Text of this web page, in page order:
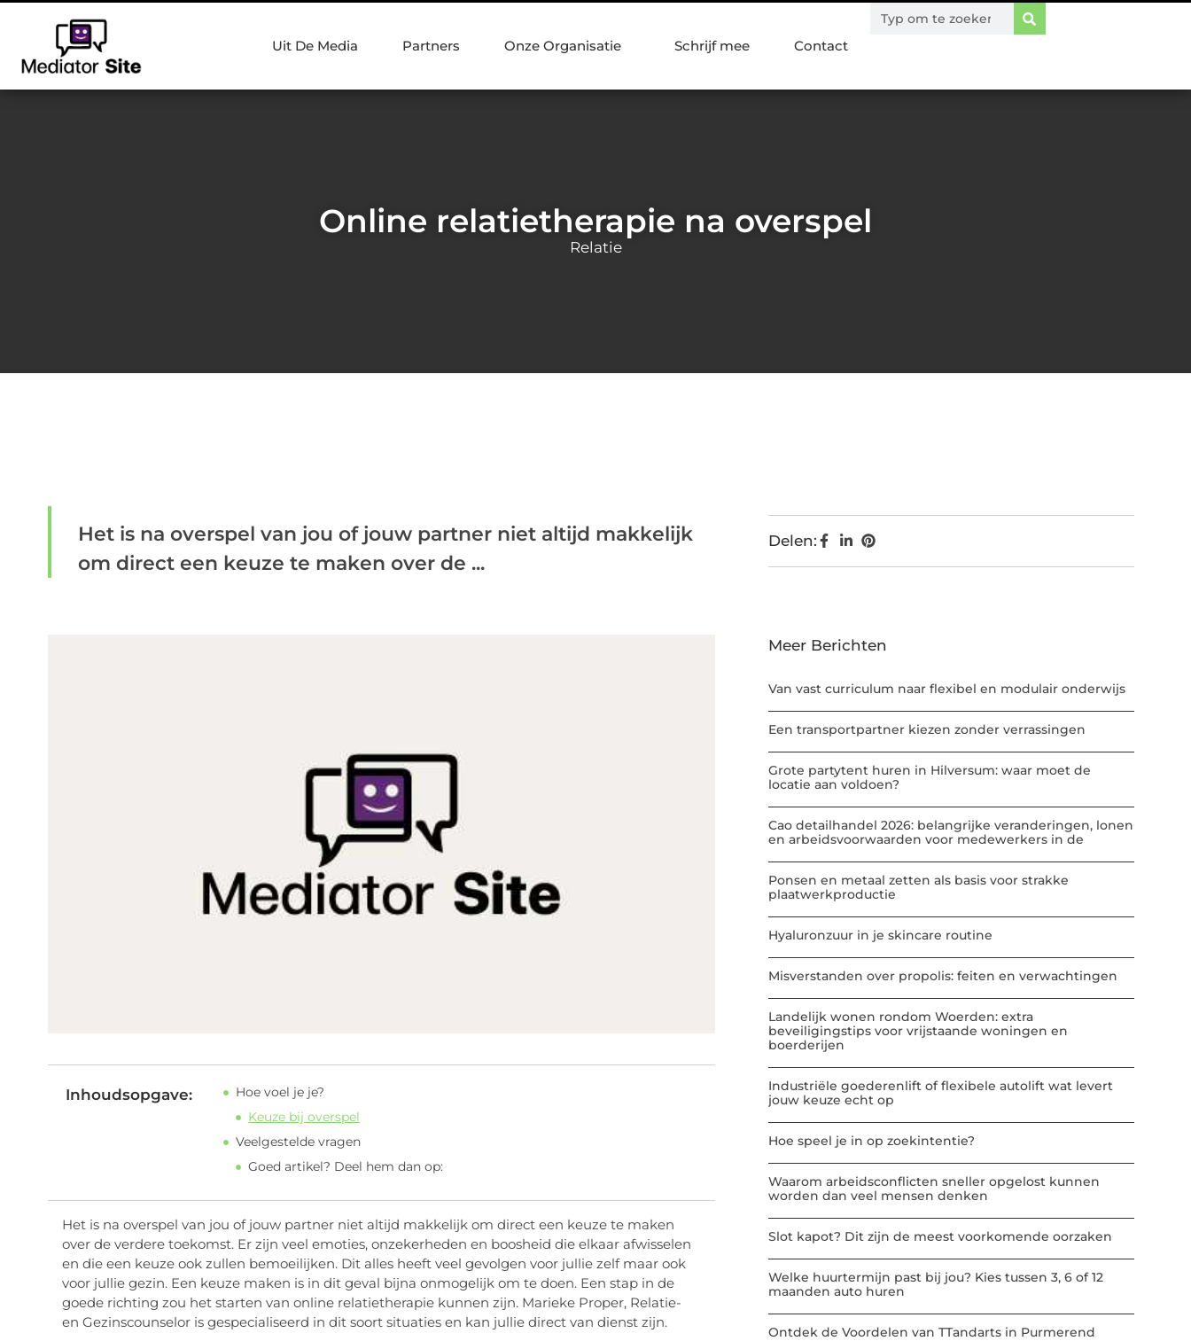
Uit De Media Partners Onze Organisatie Schrijf mee Contact
Online relatietherapie na overspel
Relatie
Het is na overspel van jou of jouw partner niet altijd makkelijk
om direct een keuze te maken over de ...
Inhoudsopgave:
Hoe voel je je?
Keuze bij overspel
Veelgestelde vragen
Goed artikel? Deel hem dan op:
Het is na overspel van jou of jouw partner niet altijd makkelijk om direct een keuze te maken
over de verdere toekomst. Er zijn veel emoties, onzekerheden en boosheid die elkaar afwisselen
en die een keuze ook zullen bemoeilijken. Dit alles heeft veel gevolgen voor jullie zelf maar ook
voor jullie gezin. Een keuze maken is in dit geval bijna onmogelijk om te doen. Een stap in de
goede richting zou het starten van online relatietherapie kunnen zijn. Marieke Proper, Relatie-
en Gezinscounselor is gespecialiseerd in dit soort situaties en kan jullie direct van dienst zijn.
Delen:
Meer Berichten
Van vast curriculum naar flexibel en modulair onderwijs
Een transportpartner kiezen zonder verrassingen
Grote partytent huren in Hilversum: waar moet de
locatie aan voldoen?
Cao detailhandel 2026: belangrijke veranderingen, lonen
en arbeidsvoorwaarden voor medewerkers in de
Ponsen en metaal zetten als basis voor strakke
plaatwerkproductie
Hyaluronzuur in je skincare routine
Misverstanden over propolis: feiten en verwachtingen
Landelijk wonen rondom Woerden: extra
beveiligingstips voor vrijstaande woningen en
boerderijen
Industriële goederenlift of flexibele autolift wat levert
jouw keuze echt op
Hoe speel je in op zoekintentie?
Waarom arbeidsconflicten sneller opgelost kunnen
worden dan veel mensen denken
Slot kapot? Dit zijn de meest voorkomende oorzaken
Welke huurtermijn past bij jou? Kies tussen 3, 6 of 12
maanden auto huren
Ontdek de Voordelen van TTandarts in Purmerend